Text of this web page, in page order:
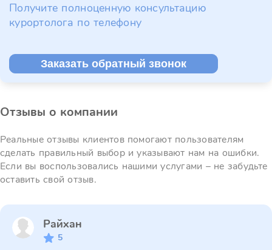
Получите полноценную консультацию
курортолога по телефону
Заказать обратный звонок
Отзывы о компании
Реальные отзывы клиентов помогают пользователям
сделать правильный выбор и указывают нам на ошибки.
Если вы воспользовались нашими услугами – не забудьте
оставить свой отзыв.
Райхан
5